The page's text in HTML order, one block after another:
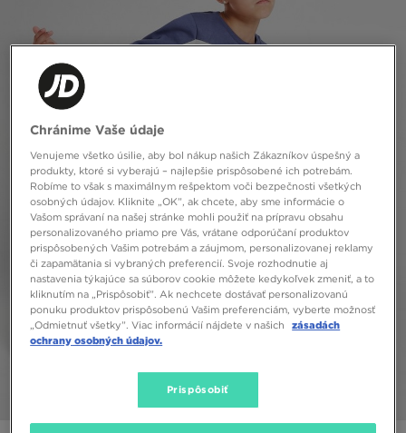
Chránime Vaše údaje
Venujeme všetko úsilie, aby bol nákup našich Zákazníkov úspešný a
produkty, ktoré si vyberajú – najlepšie prispôsobené ich potrebám.
Robíme to však s maximálnym rešpektom voči bezpečnosti všetkých
osobných údajov. Kliknite „OK”, ak chcete, aby sme informácie o
Vašom správaní na našej stránke mohli použiť na prípravu obsahu
personalizovaného priamo pre Vás, vrátane odporúčaní produktov
prispôsobených Vašim potrebám a záujmom, personalizovanej reklamy
či zapamätania si vybraných preferencií. Svoje rozhodnutie aj
nastavenia týkajúce sa súborov cookie môžete kedykoľvek zmeniť, a to
kliknutím na „Prispôsobiť”. Ak nechcete dostávať personalizovanú
ponuku produktov prispôsobenú Vašim preferenciám, vyberte možnosť
„Odmietnuť všetky”. Viac informácií nájdete v našich
zásadách
ochrany osobných údajov.
Prispôsobiť